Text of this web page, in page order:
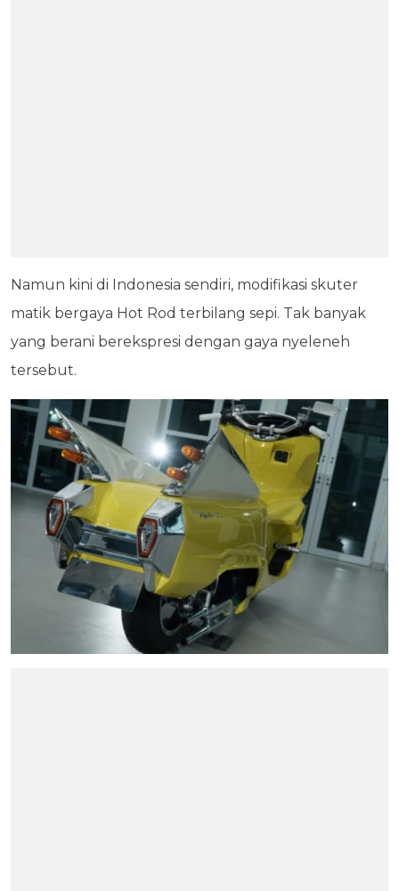
Namun kini di Indonesia sendiri, modifikasi skuter
matik bergaya Hot Rod terbilang sepi. Tak banyak
yang berani berekspresi dengan gaya nyeleneh
tersebut.